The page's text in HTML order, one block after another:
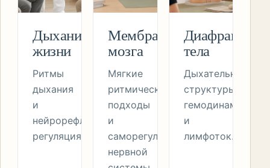
Дыхание
жизни
Ритмы
дыхания
и
нейрорефлекторная
регуляция.
Мембраны
мозга
Мягкие
ритмические
подходы
и
саморегуляция
нервной
Диафрагмы
тела
Дыхательные
структуры,
гемодинамика
и
лимфоток.